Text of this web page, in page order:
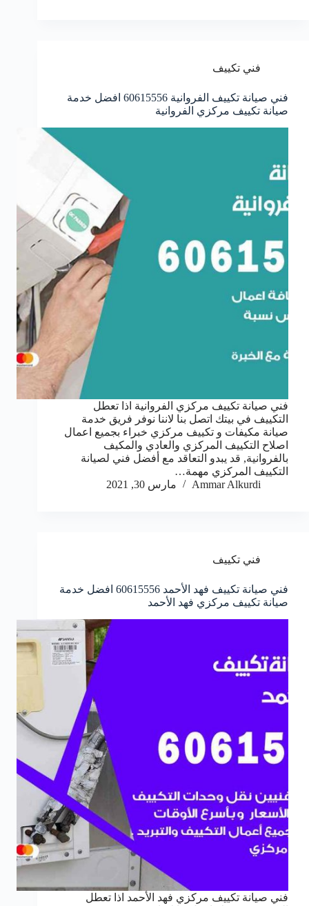
فني تكييف
فني صيانة تكييف الفروانية 60615556 افضل خدمة
صيانة تكييف مركزي الفروانية
فني صيانة تكييف مركزي الفروانية اذا تعطل
التكييف في بيتك اتصل بنا لاننا نوفر فريق خدمة
صيانة مكيفات و تكييف مركزي خبراء بجميع اعمال
اصلاح التكييف المركزي والعادي والمكيف
بالفروانية, قد يبدو التعاقد مع أفضل فني لصيانة
التكييف المركزي مهمة…
Ammar Alkurdi
مارس 30, 2021
فني تكييف
فني صيانة تكييف فهد الأحمد 60615556 افضل خدمة
صيانة تكييف مركزي فهد الأحمد
فني صيانة تكييف مركزي فهد الأحمد اذا تعطل